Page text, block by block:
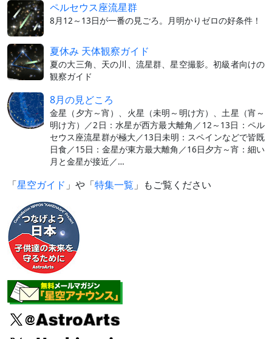
ペルセウス座流星群
8月12～13日が一番の見ごろ。月明かりゼロの好条件！
夏休み 天体観察ガイド
夏の大三角、天の川、流星群、星空撮影。初級者向けの
観察ガイド
8月の見どころ
金星（夕方～宵）、火星（未明～明け方）、土星（宵～
明け方）／2日：水星が西方最大離角／12～13日：ペル
セウス座流星群が極大／13日未明：スペインなどで皆既
日食／15日：金星が東方最大離角／16日夕方～宵：細い
月と金星が接近／…
「星空ガイド 」や「特集一覧 」もご覧ください